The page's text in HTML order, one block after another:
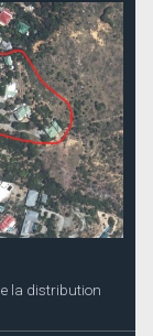
la distribution